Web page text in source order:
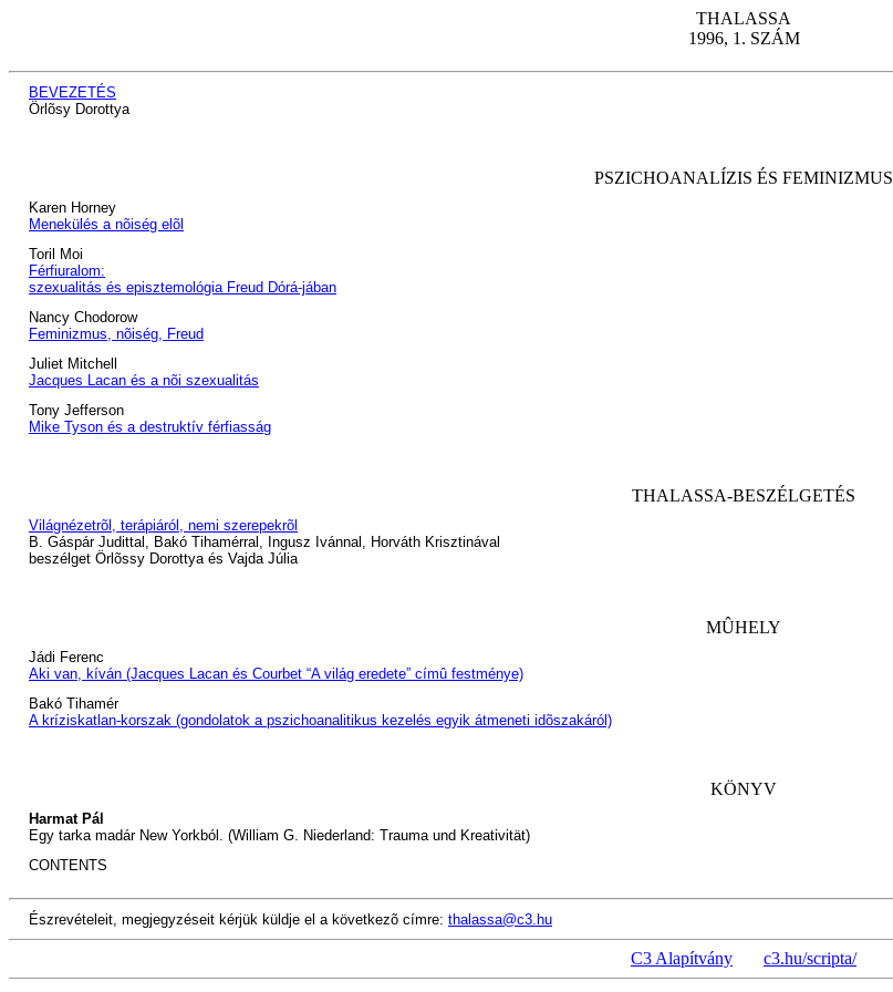
THALASSA
1996, 1. SZÁM
BEVEZETÉS
Örlõsy Dorottya
PSZICHOANALÍZIS ÉS FEMINIZMUS
Karen Horney
Menekülés a nõiség elõl
Toril Moi
Férfiuralom:
szexualitás és episztemológia Freud Dórá-jában
Nancy Chodorow
Feminizmus, nõiség, Freud
Juliet Mitchell
Jacques Lacan és a nõi szexualitás
Tony Jefferson
Mike Tyson és a destruktív férfiasság
THALASSA-BESZÉLGETÉS
Világnézetrõl, terápiáról, nemi szerepekrõl
B. Gáspár Judittal, Bakó Tihamérral, Ingusz Ivánnal, Horváth Krisztinával
beszélget Örlõssy Dorottya és Vajda Júlia
MÛHELY
Jádi Ferenc
Aki van, kíván (Jacques Lacan és Courbet “A világ eredete” címû festménye)
Bakó Tihamér
A kríziskatlan-korszak (gondolatok a pszichoanalitikus kezelés egyik átmeneti idõszakáról)
KÖNYV
Harmat Pál
Egy tarka madár New Yorkból. (William G. Niederland: Trauma und Kreativität)
CONTENTS
Észrevételeit, megjegyzéseit kérjük küldje el a következõ címre: thalassa@c3.hu
C3 Alapítvány c3.hu/scripta/